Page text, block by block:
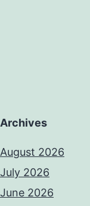
Archives
August 2026
July 2026
June 2026